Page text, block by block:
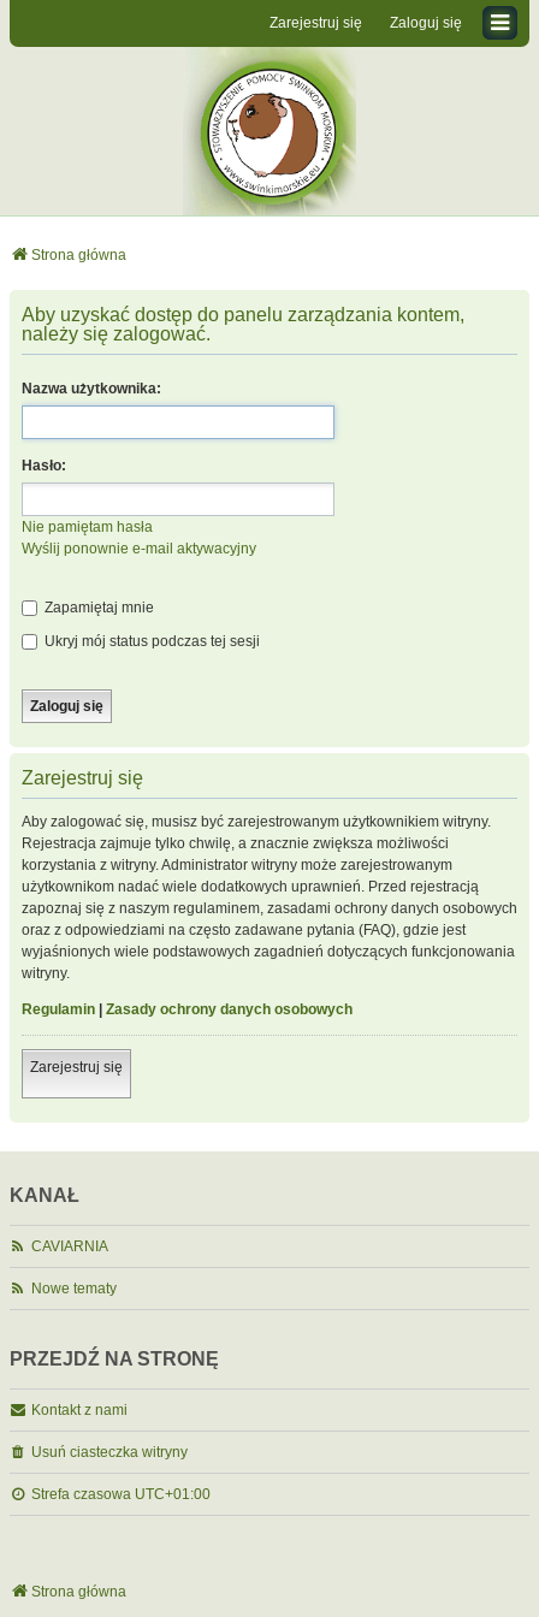
Zaloguj się
Zarejestruj się
Strona główna
Aby uzyskać dostęp do panelu zarządzania kontem,
należy się zalogować.
Nazwa użytkownika:
Hasło:
Nie pamiętam hasła
Wyślij ponownie e-mail aktywacyjny
Zapamiętaj mnie
Ukryj mój status podczas tej sesji
Zarejestruj się
Aby zalogować się, musisz być zarejestrowanym użytkownikiem witryny.
Rejestracja zajmuje tylko chwilę, a znacznie zwiększa możliwości
korzystania z witryny. Administrator witryny może zarejestrowanym
użytkownikom nadać wiele dodatkowych uprawnień. Przed rejestracją
zapoznaj się z naszym regulaminem, zasadami ochrony danych osobowych
oraz z odpowiedziami na często zadawane pytania (FAQ), gdzie jest
wyjaśnionych wiele podstawowych zagadnień dotyczących funkcjonowania
witryny.
Regulamin Zasady ochrony danych osobowych
Zarejestruj się
KANAŁ
CAVIARNIA
Nowe tematy
PRZEJDŹ NA STRONĘ
Kontakt z nami
Usuń ciasteczka witryny
Strefa czasowa UTC+01:00
Strona główna